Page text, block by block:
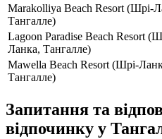
Marakolliya Beach Resort (Шрі-
Тангалле)
Lagoon Paradise Beach Resort
Ланка, Тангалле)
Mawella Beach Resort (Шрі-
Тангалле)
Запитання та
відпочинку у